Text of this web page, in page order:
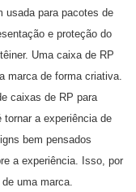
usada para pacotes de
e proteção do
Uma caixa de RP
marca de forma criativa.
caixas de RP para
tornar a experiência de
bem pensados
a experiência. Isso, por
uma marca.